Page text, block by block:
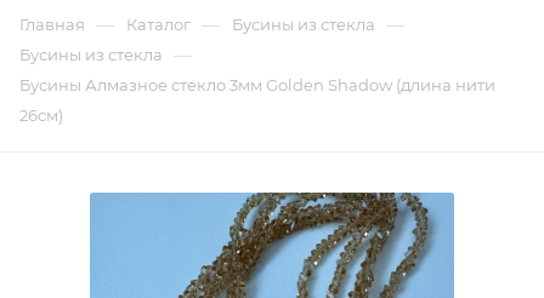
Главная — Каталог — Бусины из стекла —
Бусины из стекла —
Бусины Алмазное стекло 3мм Golden Shadow (длина нити
26см)